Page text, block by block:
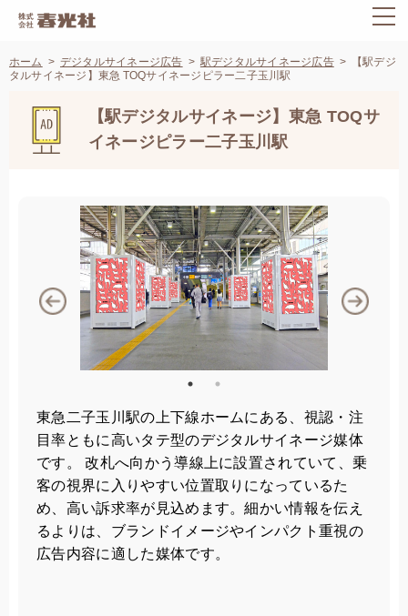
ホーム デジタルサイネージ広告 駅デジタルサイネージ広告
【駅デジ
タルサイネージ】東急 TOQサイネージピラー二子玉川駅
【駅デジタルサイネージ】東急 TOQサ
イネージピラー二子玉川駅
東急二子玉川駅の上下線ホームにある、視認・注
目率ともに高いタテ型のデジタルサイネージ媒体
です。 改札へ向かう導線上に設置されていて、乗
客の視界に入りやすい位置取りになっているた
め、高い訴求率が見込めます。細かい情報を伝え
るよりは、ブランドイメージやインパクト重視の
広告内容に適した媒体です。